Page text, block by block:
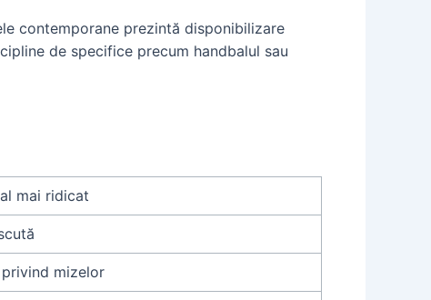
contemporane prezintă disponibilizare
de specifice precum handbalul sau
mai ridicat
mizelor